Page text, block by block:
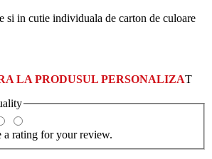
si in cutie individuala de carton de culoare
LA PRODUSUL PERSONALIZAT
a rating for your review.